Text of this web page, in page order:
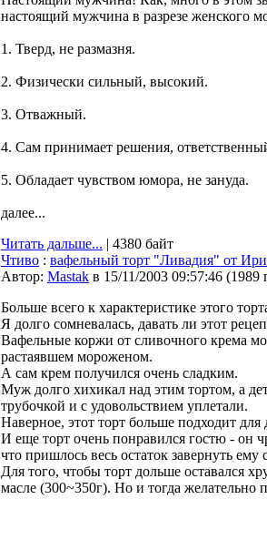
настоящий мужчина в разрезе женского
1. Тверд, не размазня.
2. Физически сильный, высокий.
3. Отважный.
4. Сам принимает решения,
5. Обладает чувством юмора, не зануда.
далее...
Читать дальше... | 4380 байт
Чтиво : вафельный торт "Ливадия" от
Автор: Мastak в 15/11/2003 09:57:46 (1989
Больше всего к характеристике этого
Я долго сомневалась, давать ли этот
Вафельные коржи от сливочного крема
растаявшем мороженом.
А сам крем получился очень сладким.
Муж долго хихикал над этим тортом, а
трубочкой и с удовольствием уплетали.
Наверное, этот торт больше подходит для
И еще торт очень понравился гостю - он
что пришлось весь остаток завернуть ему
Для того, чтобы торт дольше оставался
масле (300~350г). Но и тогда желательно